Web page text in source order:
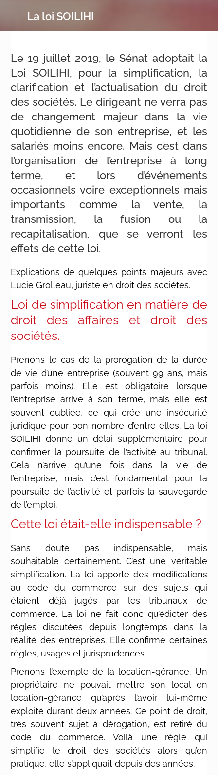
La loi SOILIHI
Le 19 juillet 2019, le Sénat adoptait la
Loi SOILIHI, pour la simplification, la
clarification et l’actualisation du droit
des sociétés. Le dirigeant ne verra pas
de changement majeur dans la vie
quotidienne de son entreprise, et les
salariés moins encore. Mais c’est dans
l’organisation de l’entreprise à long
terme, et lors d’événements
occasionnels voire exceptionnels mais
importants comme la vente, la
transmission, la fusion ou la
recapitalisation, que se verront les
effets de cette loi.
Explications de quelques points majeurs avec
Lucie Grolleau, juriste en droit des sociétés.
Loi de simplification en matière de
droit des affaires et droit des
sociétés.
Prenons le cas de la prorogation de la durée
de vie d’une entreprise (souvent 99 ans, mais
parfois moins). Elle est obligatoire lorsque
l’entreprise arrive à son terme, mais elle est
souvent oubliée, ce qui crée une insécurité
juridique pour bon nombre d’entre elles. La loi
SOILIHI donne un délai supplémentaire pour
confirmer la poursuite de l’activité au tribunal.
Cela n’arrive qu’une fois dans la vie de
l’entreprise, mais c’est fondamental pour la
poursuite de l’activité et parfois la sauvegarde
de l’emploi.
Cette loi était-elle indispensable ?
Sans doute pas indispensable, mais
souhaitable certainement. C’est une véritable
simplification. La loi apporte des modifications
au code du commerce sur des sujets qui
étaient déjà jugés par les tribunaux de
commerce. La loi ne fait donc qu’édicter des
règles discutées depuis longtemps dans la
réalité des entreprises. Elle confirme certaines
règles, usages et jurisprudences.
Prenons l’exemple de la location-gérance. Un
propriétaire ne pouvait mettre son local en
location-gérance qu’après l’avoir lui-même
exploité durant deux années. Ce point de droit,
très souvent sujet à dérogation, est retiré du
code du commerce. Voilà une règle qui
simplifie le droit des sociétés alors qu’en
pratique, elle s’appliquait depuis des années.